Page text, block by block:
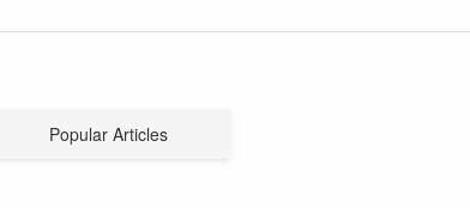
Popular Articles